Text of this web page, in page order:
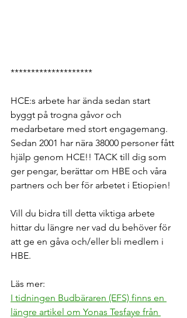
********************
HCE:s arbete har ända sedan start
byggt på trogna gåvor och
medarbetare med stort engagemang.
Sedan 2001 har nära 38000 personer fått
hjälp genom HCE!! TACK till dig som
ger pengar, berättar om HBE och våra
partners och ber för arbetet i Etiopien!
Vill du bidra till detta viktiga arbete
hittar du längre ner vad du behöver för
att ge en gåva och/eller bli medlem i
HBE.
Läs mer:
I tidningen Budbäraren (EFS) finns en
längre artikel om Yonas Tesfaye från